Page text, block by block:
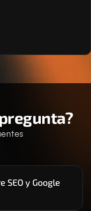
SEO y Google
orgánico de forma
en
permite